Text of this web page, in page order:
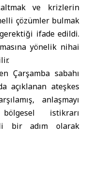
ve krizlerin
çözümler bulmak
ifade edildi.
yönelik nihai
Çarşamba sabahı
açıklanan ateşkes
anlaşmayı
istikrarı
bir adım olarak